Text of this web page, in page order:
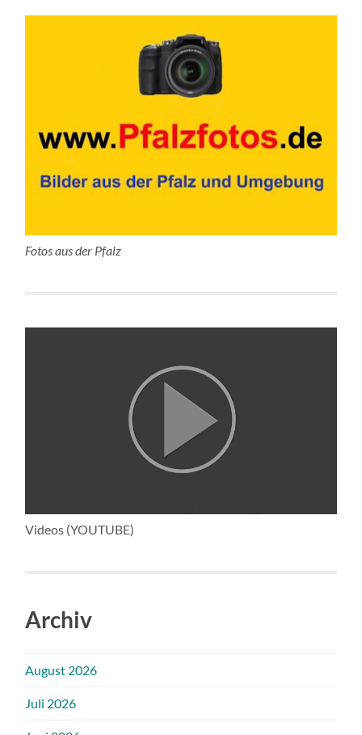
Fotos aus der Pfalz
Videos (YOUTUBE)
Archiv
August 2026
Juli 2026